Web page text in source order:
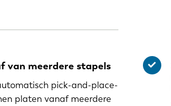
van meerdere stapels
pick-and-place-
platen vanaf meerdere